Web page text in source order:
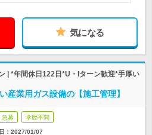
気になる
| *年間休日122日*U・Iターン歓迎*手厚い
産業用ガス設備の【施工管理】
急募 学歴不問
： 2027/01/07